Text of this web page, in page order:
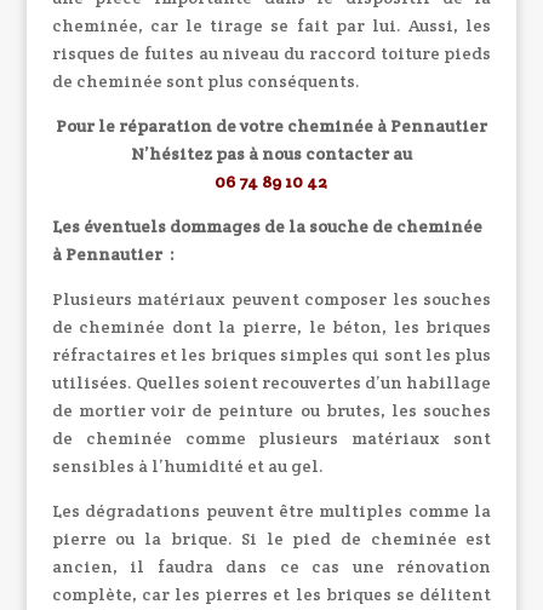
cheminée, car le tirage se fait par lui. Aussi, les
risques de fuites au niveau du raccord toiture pieds
de cheminée sont plus conséquents.
Pour le réparation de votre cheminée à Pennautier
N’hésitez pas à nous contacter au
06 74 89 10 42
Les éventuels dommages de la souche de cheminée
à Pennautier :
Plusieurs matériaux peuvent composer les souches
de cheminée dont la pierre, le béton, les briques
réfractaires et les briques simples qui sont les plus
utilisées. Quelles soient recouvertes d’un habillage
de mortier voir de peinture ou brutes, les souches
de cheminée comme plusieurs matériaux sont
sensibles à l’humidité et au gel.
Les dégradations peuvent être multiples comme la
pierre ou la brique. Si le pied de cheminée est
ancien, il faudra dans ce cas une rénovation
complète, car les pierres et les briques se délitent